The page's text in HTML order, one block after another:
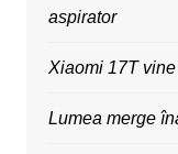
aspirator
Xiaomi 17T
Lumea merge